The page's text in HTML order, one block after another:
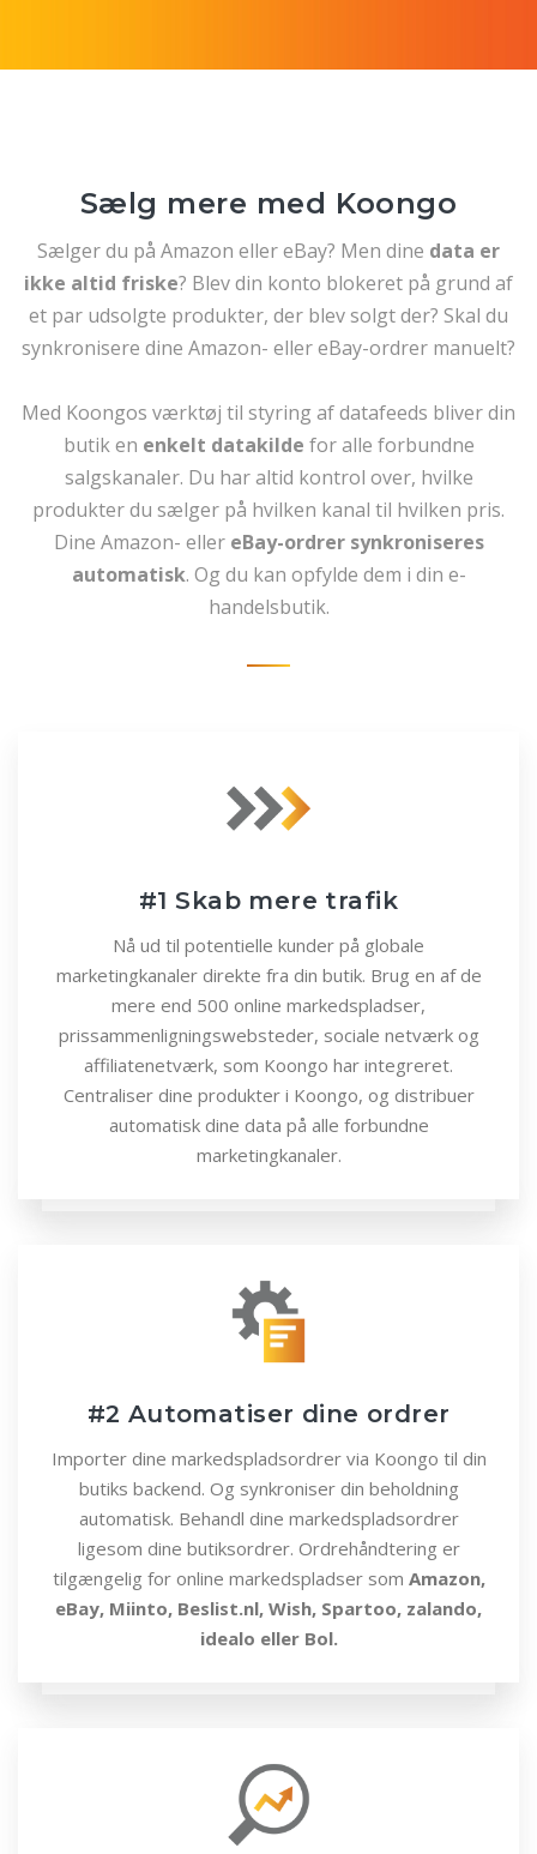
Sælg mere med Koongo
Sælger du på Amazon eller eBay? Men dine data er
ikke altid friske? Blev din konto blokeret på grund af
et par udsolgte produkter, der blev solgt der? Skal du
synkronisere dine Amazon- eller eBay-ordrer manuelt?
Med Koongos værktøj til styring af datafeeds bliver din
butik en enkelt datakilde for alle forbundne
salgskanaler. Du har altid kontrol over, hvilke
produkter du sælger på hvilken kanal til hvilken pris.
Dine Amazon- eller eBay-ordrer synkroniseres
automatisk. Og du kan opfylde dem i din e-
handelsbutik.
#1 Skab mere trafik
Nå ud til potentielle kunder på globale
marketingkanaler direkte fra din butik. Brug en af de
mere end 500 online markedspladser,
prissammenligningswebsteder, sociale netværk og
affiliatenetværk, som Koongo har integreret.
Centraliser dine produkter i Koongo, og distribuer
automatisk dine data på alle forbundne
marketingkanaler.
#2 Automatiser dine ordrer
Importer dine markedspladsordrer via Koongo til din
butiks backend. Og synkroniser din beholdning
automatisk. Behandl dine markedspladsordrer
ligesom dine butiksordrer. Ordrehåndtering er
tilgængelig for online markedspladser som Amazon,
eBay, Miinto, Beslist.nl, Wish, Spartoo, zalando,
idealo eller Bol.